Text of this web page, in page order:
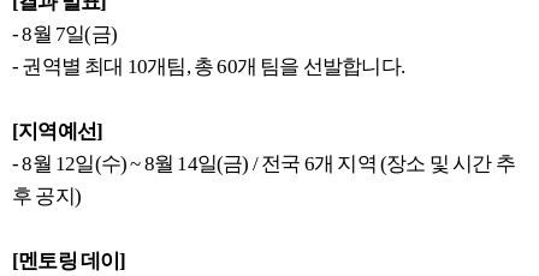
- 8월 7일(금)
- 권역별 최대 10개팀, 총 60개 팀을 선발합니다.
[지역예선]
- 8월 12일(수) ~ 8월 14일(금) / 전국 6개 지역 (장소 및 시간 추
후 공지)
[멘토링 데이]